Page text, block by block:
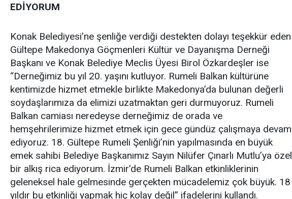
EDİYORUM
Konak Belediyesi’ne şenliğe verdiği destekten dolayı teşekkür eden
Gültepe Makedonya Göçmenleri Kültür ve Dayanışma Derneği
Başkanı ve Konak Belediye Meclis Üyesi Birol Özkardeşler ise
“Derneğimiz bu yıl 20. yaşını kutluyor. Rumeli Balkan kültürüne
kentimizde hizmet etmekle birlikte Makedonya’da bulunan değerli
soydaşlarımıza da elimizi uzatmaktan geri durmuyoruz. Rumeli
Balkan camiası neredeyse derneğimiz de orada ve
hemşehrilerimize hizmet etmek için gece gündüz çalışmaya devam
ediyoruz. 18. Gültepe Rumeli Şenliği’nin yapılmasında en büyük
emek sahibi Belediye Başkanımız Sayın Nilüfer Çınarlı Mutlu’ya özel
bir alkış rica ediyorum. İzmir’de Rumeli Balkan etkinliklerinin
geleneksel hale gelmesinde gerçekten mücadelemiz çok büyük. 18
yıldır bu etkinliği yapmak hiç kolay değil” ifadelerini kullandı.